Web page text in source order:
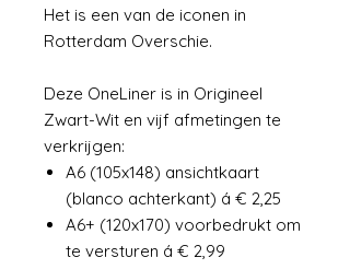
Het is een van de iconen in
Rotterdam Overschie.
Deze OneLiner is in Origineel
Zwart-Wit en vijf afmetingen te
verkrijgen:
A6 (105x148) ansichtkaart
(blanco achterkant) á € 2,25
A6+ (120x170) voorbedrukt om
te versturen á € 2,99